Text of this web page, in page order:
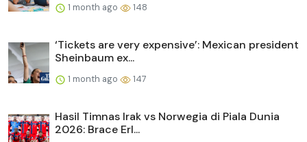
1 month ago 148
‘Tickets are very expensive’: Mexican president
Sheinbaum ex...
1 month ago 147
Hasil Timnas Irak vs Norwegia di Piala Dunia
2026: Brace Erl...